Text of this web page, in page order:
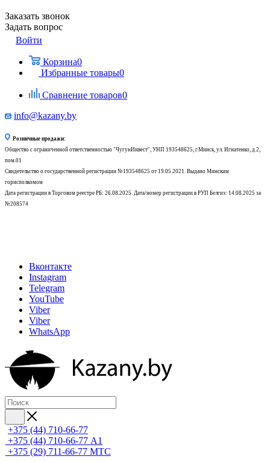
Заказать звонок
Задать вопрос
Войти
Корзина0
Избранные товары0
Сравнение товаров0
info@kazany.by
Розничные продажи:
Общество с ограниченной ответственностью "ЧугунИнвест", УНП 193548625, г.Минск, ул. Игнатенко, д.2,
пом.01
Свидетельство о государственной регистрации №193548625 от 19.05.2021. Выдано Минским
горисполкомом
Дата регистрации в Торговом реестре РБ: 26.08.2025. Дата/номер регистрации в РУП Белгиэ: 14.08.2025 за
№208574
Вконтакте
Instagram
Telegram
YouTube
Viber
Viber
WhatsApp
+375 (44) 710-66-77
+375 (44) 710-66-77 А1
+375 (29) 711-66-77 МТС